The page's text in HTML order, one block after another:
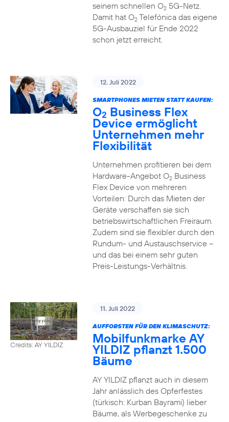
seinem schnellen O25G-Netz.
Damit hat O2Telefónica das eigene
5G-Ausbauziel für Ende 2022
schon jetzt erreicht.
12. Juli 2022
SMARTPHONES MIETEN STATT KAUFEN:
O2 Business Flex
Device ermöglicht
Unternehmen mehr
Flexibilität
Unternehmen profitieren bei dem
Hardware-Angebot O2Business
Flex Device von mehreren
Vorteilen: Durch das Mieten der
Geräte verschaffen sie sich
betriebswirtschaftlichen Freiraum.
Zudem sind sie flexibler durch den
Rundum- und Austauschservice –
und das bei einem sehr guten
Preis-Leistungs-Verhältnis.
Credits: AY YILDIZ
11. Juli 2022
AUFFORSTEN FÜR DEN KLIMASCHUTZ:
Mobilfunkmarke AY
YILDIZ pflanzt 1.500
Bäume
AY YILDIZ pflanzt auch in diesem
Jahr anlässlich des Opferfestes
(türkisch: Kurban Bayrami) lieber
Bäume, als Werbegeschenke zu